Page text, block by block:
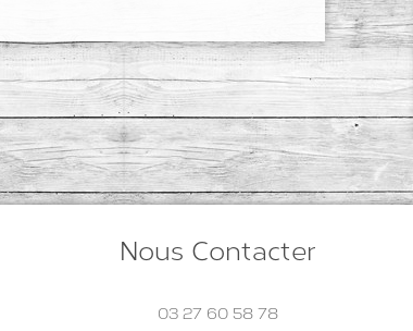
Nous Contacter
03 27 60 58 78